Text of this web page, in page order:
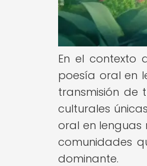
En el contexto
poesía oral en
transmisión de
culturales
oral en lenguas
comunidades
dominante.